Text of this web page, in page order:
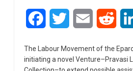
FacebookTwitter Email
The Labour Movement of the
initiating a novel Venture–Pravasi